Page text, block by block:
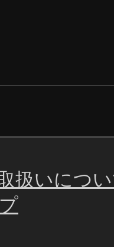
扱いにつ